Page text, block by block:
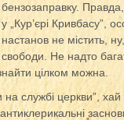
бензозаправку.
у „Кур’єрі Кривбасу”,
настанов не містить,
свободи. Не надто
цілком можна.
службі церкви”, хай